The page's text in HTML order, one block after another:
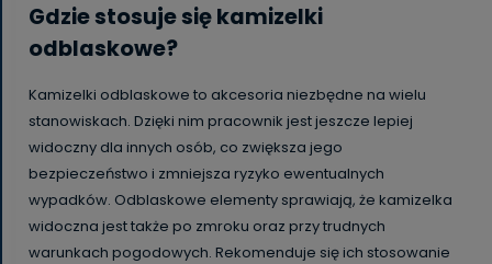
Gdzie stosuje się kamizelki
odblaskowe?
Kamizelki odblaskowe to akcesoria niezbędne na wielu
stanowiskach. Dzięki nim pracownik jest jeszcze lepiej
widoczny dla innych osób, co zwiększa jego
bezpieczeństwo i zmniejsza ryzyko ewentualnych
wypadków. Odblaskowe elementy sprawiają, że kamizelka
widoczna jest także po zmroku oraz przy trudnych
warunkach pogodowych. Rekomenduje się ich stosowanie